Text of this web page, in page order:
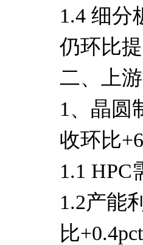
1.4 细分
仍环比
二、上
1、晶圆
收环比
1.1
1.2产能
比+0.4pct